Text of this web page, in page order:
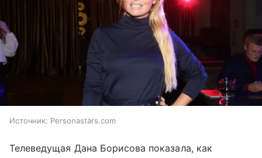
Источник: Personastars.com
Телеведущая Дана Борисова показала, как